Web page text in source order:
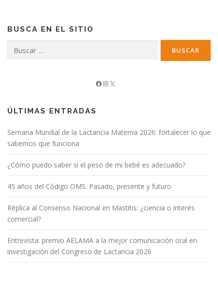
BUSCA EN EL SITIO
Facebook Instagram X
ÚLTIMAS ENTRADAS
Semana Mundial de la Lactancia Materna 2026: fortalecer lo que
sabemos que funciona
¿Cómo puedo saber si el peso de mi bebé es adecuado?
45 años del Código OMS. Pasado, presente y futuro
Réplica al Consenso Nacional en Mastitis: ¿ciencia o interés
comercial?
Entrevista: premio AELAMA a la mejor comunicación oral en
investigación del Congreso de Lactancia 2026